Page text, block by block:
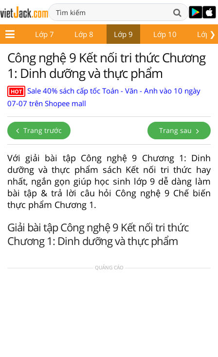
❯
6 Lớp 7 Lớp 8 Lớp 9 Lớp 10 Lớp
Công nghệ 9 Kết nối tri thức Chương
1: Dinh dưỡng và thực phẩm
HOT
Sale 40% sách cấp tốc Toán - Văn - Anh vào 10 ngày
07-07 trên Shopee mall
Trang trước Trang sau
Với giải bài tập Công nghệ 9 Chương 1: Dinh
dưỡng và thực phẩm sách Kết nối tri thức hay
nhất, ngắn gọn giúp học sinh lớp 9 dễ dàng làm
bài tập & trả lời câu hỏi Công nghệ 9 Chế biến
thực phẩm Chương 1.
Giải bài tập Công nghệ 9 Kết nối tri thức
Chương 1: Dinh dưỡng và thực phẩm
QUẢNG CÁO